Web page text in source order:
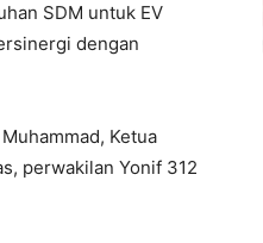
SDM untuk EV
dengan
Ketua
perwakilan Yonif 312